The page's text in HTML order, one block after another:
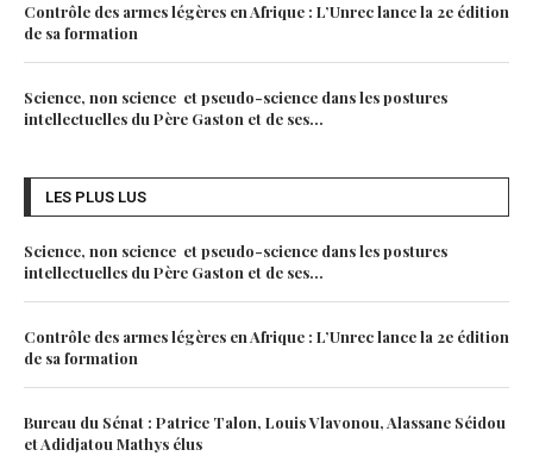
Contrôle des armes légères en Afrique : L’Unrec lance la 2e édition
de sa formation
Science, non science et pseudo-science dans les postures
intellectuelles du Père Gaston et de ses...
LES PLUS LUS
Science, non science et pseudo-science dans les postures
intellectuelles du Père Gaston et de ses...
Contrôle des armes légères en Afrique : L’Unrec lance la 2e édition
de sa formation
Bureau du Sénat : Patrice Talon, Louis Vlavonou, Alassane Séidou
et Adidjatou Mathys élus